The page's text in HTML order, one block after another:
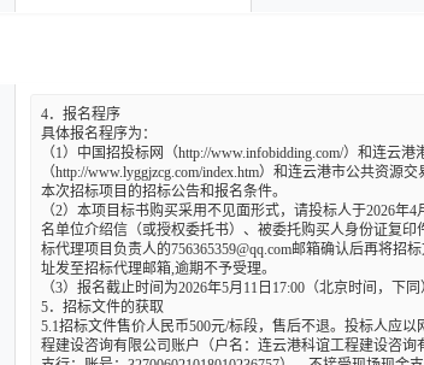
4．报名程序
具体报名程序为：
（1）中国招投标网（http://www.infobidding.com/）和连云
（http://www.lyggjzcg.com/index.htm）和连云港市公共资源
本次招标项目的招标公告和报名条件。
（2）本项目标书购买采用不见面形式，请投标人于2026年
名单位介绍信（或授权委托书）、被委托购买人身份证复
标代理项目负责人的756365359@qq.com邮箱确认后再将招
址发至招标代理邮箱,逾期不予受理。
（3）报名截止时间为2026年5月11日17:00（北京时间，下同
5．招标文件的获取
5.1招标文件售价人民币500元/标段，售后不退。投标人应
程建设咨询有限公司账户（户名：连云港科谊工程建设咨